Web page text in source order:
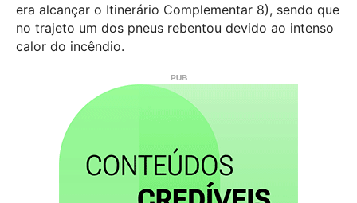
era alcançar o Itinerário Complementar 8), sendo que
no trajeto um dos pneus rebentou devido ao intenso
calor do incêndio.